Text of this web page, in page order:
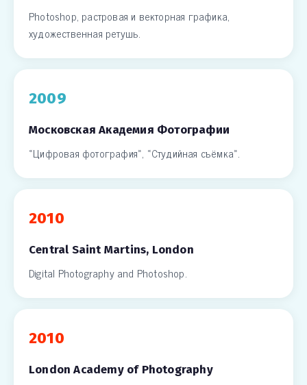
Photoshop, растровая и векторная графика,
художественная ретушь.
2009
Московская Академия Фотографии
«Цифровая фотография», «Студийная съёмка».
2010
Central Saint Martins, London
Digital Photography and Photoshop.
2010
London Academy of Photography